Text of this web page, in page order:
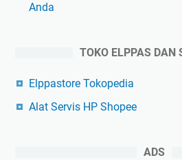
Anda
TOKO ELPPAS DAN
Elppastore Tokopedia
Alat Servis HP Shopee
ADS